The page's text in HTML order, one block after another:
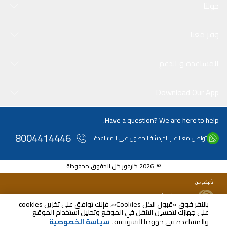
بالنقر فوق «قبول الكل Cookies»، فإنك توافق على تخزين cookies
على جهازك لتحسين التنقل في الموقع وتحليل استخدام الموقع
والمساعدة في جهودنا التسويقية. سياسة الخصوصية SAR115.00
شامل ضريبة القيمة المضافة
Have a question? We are here to help.
تواصل معنا عبر الدردشة للحصول على المساعدة 8004414446
© 2026 كارفور كل الحقوق محفوظة